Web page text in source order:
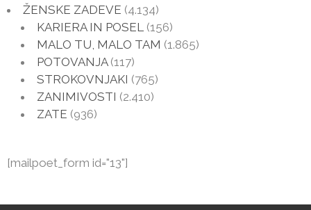
ŽENSKE ZADEVE (4.134)
KARIERA IN POSEL (156)
MALO TU, MALO TAM (1.865)
POTOVANJA(117)
STROKOVNJAKI (765)
ZANIMIVOSTI (2.410)
ZATE (936)
[mailpoet_form id="13"]